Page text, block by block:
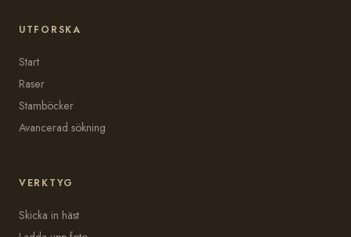
UTFORSKA
Start
Raser
Stamböcker
Avancerad sökning
VERKTYG
Skicka in häst